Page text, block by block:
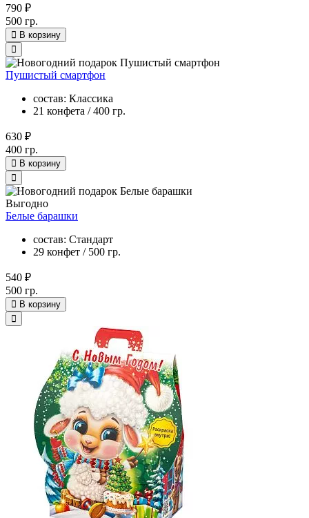
790 ₽
500 гр.
В корзину
Пушистый смартфон
состав: Классика
21 конфета / 400 гр.
630 ₽
400 гр.
В корзину
Выгодно
Белые барашки
состав: Стандарт
29 конфет / 500 гр.
540 ₽
500 гр.
В корзину